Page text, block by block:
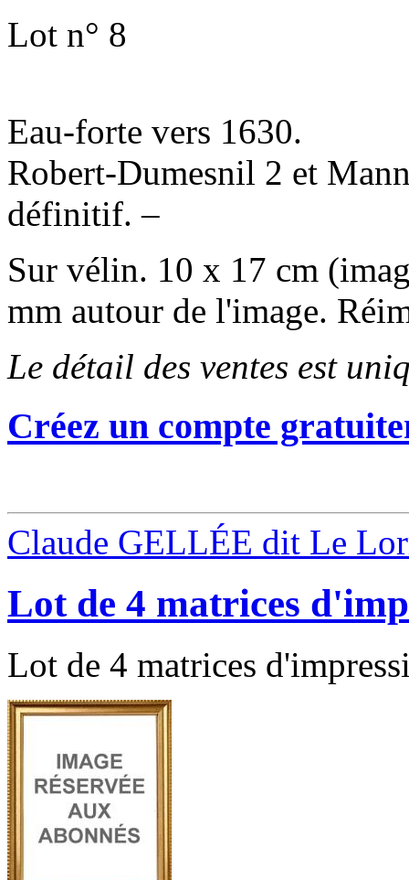
Lot n° 8
Eau-forte vers 1630.
Robert-Dumesnil 2 et
définitif. –
Sur vélin. 10 x 17 cm
mm autour de l'image.
Le détail des ventes est
Créez un compte
Claude GELLÉE dit Le
Lot de 4 matrices
Lot de 4 matrices